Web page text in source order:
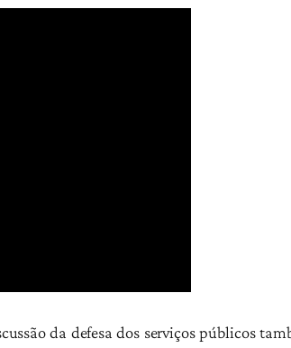
da defesa dos serviços públicos